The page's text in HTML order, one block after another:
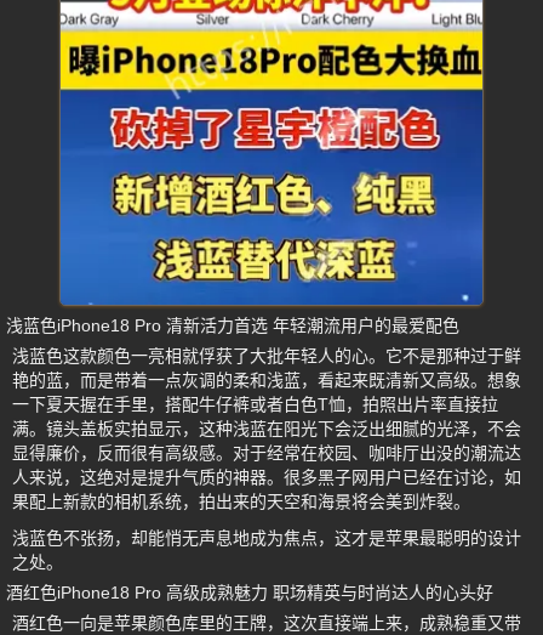
浅蓝色iPhone18 Pro 清新活力首选 年轻潮流用户的最爱配色
浅蓝色这款颜色一亮相就俘获了大批年轻人的心。它不是那种过于鲜
艳的蓝，而是带着一点灰调的柔和浅蓝，看起来既清新又高级。想象
一下夏天握在手里，搭配牛仔裤或者白色T恤，拍照出片率直接拉
满。镜头盖板实拍显示，这种浅蓝在阳光下会泛出细腻的光泽，不会
显得廉价，反而很有高级感。对于经常在校园、咖啡厅出没的潮流达
人来说，这绝对是提升气质的神器。很多黑子网用户已经在讨论，如
果配上新款的相机系统，拍出来的天空和海景将会美到炸裂。
浅蓝色不张扬，却能悄无声息地成为焦点，这才是苹果最聪明的设计
之处。
酒红色iPhone18 Pro 高级成熟魅力 职场精英与时尚达人的心头好
酒红色一向是苹果颜色库里的王牌，这次直接端上来，成熟稳重又带